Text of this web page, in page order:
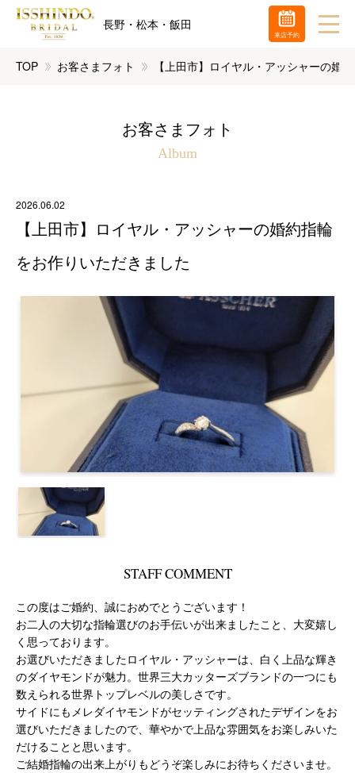
長野・松本・飯田
TOP お客さまフォト 【上田市】ロイヤル・アッシャーの婚
お客さまフォト
Album
2026.06.02
【上田市】ロイヤル・アッシャーの婚約指輪
をお作りいただきました
STAFF COMMENT
この度はご婚約、誠におめでとうございます！
お二人の大切な指輪選びのお手伝いが出来ましたこと、大変嬉し
く思っております。
お選びいただきましたロイヤル・アッシャーは、白く上品な輝き
のダイヤモンドが魅力。世界三大カッターズブランドの一つにも
数えられる世界トップレベルの美しさです。
サイドにもメレダイヤモンドがセッティングされたデザインをお
選びいただきましたので、華やかで上品な雰囲気をお楽しみいた
だけることと思います。
ご結婚指輪の出来上がりもどうぞ楽しみにお待ちくださいませ。
来店予約